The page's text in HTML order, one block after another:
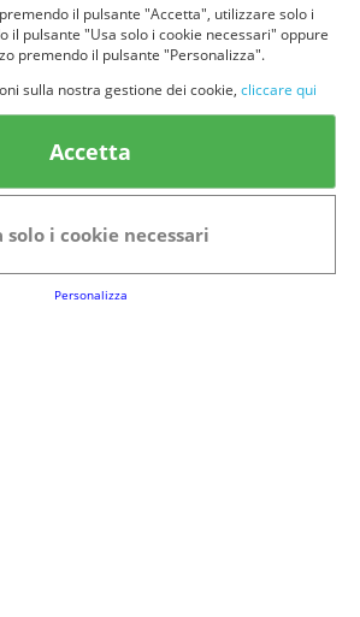
il pulsante "Accetta", utilizzare solo i
il pulsante "Usa solo i cookie necessari" oppure
premendo il pulsante "Personalizza".
sulla nostra gestione dei cookie, cliccare qui
Accetta
solo i cookie necessari
Personalizza